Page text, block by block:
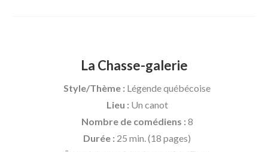
La Chasse-galerie
Style/Thème : Légende québécoise
Lieu : Un canot
Nombre de comédiens : 8
Durée : 25 min. (18 pages)